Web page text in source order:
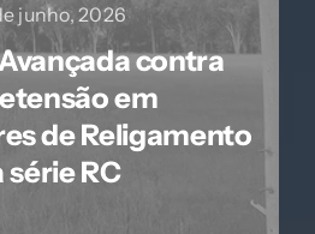
junho, 2026
contra
em
de Religamento
série RC